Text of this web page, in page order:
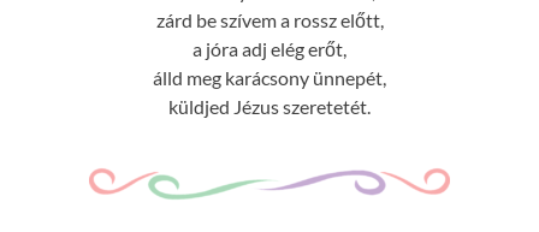
zárd be szívem a rossz előtt,
a jóra adj elég erőt,
álld meg karácsony ünnepét,
küldjed Jézus szeretetét.